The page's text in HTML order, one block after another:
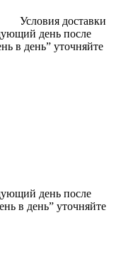
Условия доставки
день после
в день” уточняйте
день после
в день” уточняйте